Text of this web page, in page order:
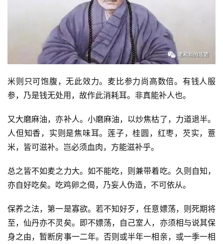
米则只可饱腹，无此效力。麦比参力尚高数倍。有钱人服
参，乃是钱无处用，故作此消耗耳。非真能补人也。
又大磨麻油，亦补人。小磨麻油，以炒焦枯了，力道退半。
人但知香，实则是焦味耳。莲子，桂圆，红枣，芡实，薏
米，皆可滋补。岂必须血肉，方能滋补乎。
总之皆不如麦之力大。如不能吃，则兼带着吃。久则自知，
亦自好吃矣。吃鸡卵之偈，乃妄人伪造，不可依从。
保养之法，第一是寡欲。若不知好歹，任意嫖荡，则死期将
至，仙丹亦不灵矣。即不嫖荡，自己室人，亦须相与说其保
身之由，暂断房事一二年。否则或半年一相亲，或一季一相